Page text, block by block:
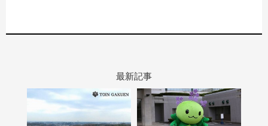
最新記事